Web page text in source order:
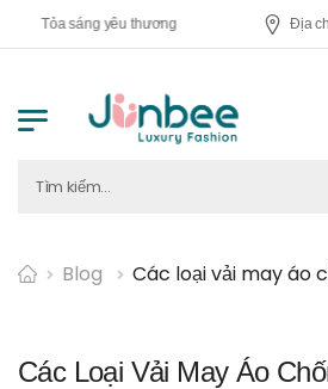
Tỏa sáng yêu thương Địa
Blog Các loại vải may áo
Các Loại Vải May Áo